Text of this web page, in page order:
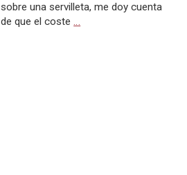
sobre una servilleta, me doy cuenta
de que el coste…